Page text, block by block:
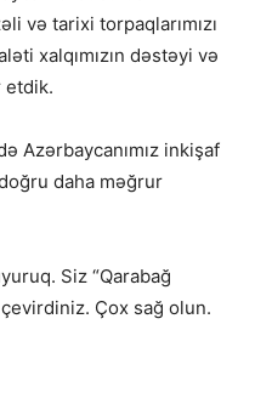
və tarixi torpaqlarımızı
xalqımızın dəstəyi və
etdik.
Azərbaycanımız inkişaf
daha məğrur
Siz “Qarabağ
çevirdiniz. Çox sağ olun.